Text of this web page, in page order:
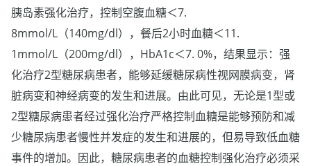
胰岛素强化治疗，控制空腹血糖＜7.
8mmol/L（140mg/dl），餐后2小时血糖＜11.
1mmol/L（200mg/dl），HbA1c＜7. 0%，结果显示：强
化治疗2型糖尿病患者，能够延缓糖尿病性视网膜病变，肾
脏病变和神经病变的发生和进展。由此可见，无论是1型或
2型糖尿病患者经过强化治疗严格控制血糖是能够预防和减
少糖尿病患者慢性并发症的发生和进展的，但易导致低血糖
事件的增加。因此，糖尿病患者的血糖控制强化治疗必须采